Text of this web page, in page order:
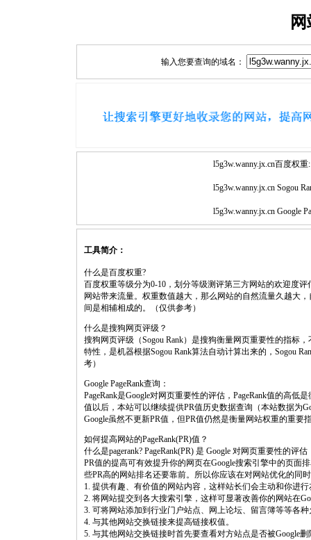
输入您要查询的域名：
l5g3w.wanny.jx.cn百度权重:
l5g3w.wanny.jx.cn Sogou
l5g3w.wanny.jx.cn Google
工具简介：
什么是百度权重?
百度权重等级分为0-10，划分等级测评第三方网站的欢迎度
网站带来流量。权重数值越大，那么网站的自然流量久越大
间是相辅相成的。（仅供参考）
什么是搜狗网页评级？
搜狗网页评级（Sogou Rank）是搜狗衡量网页重要性的指标
特性，是机器根据Sogou Rank算法自动计算出来的，Sogou
考）
Google PageRank查询：
PageRank是Google对网页重要性的评估，PageRank值的高
值以后，本站可以继续提供PR值历史数据查询（本站数据为
Google虽然不更新PR值，但PR值仍然是衡量网站权重的重要
如何提高网站的PageRank(PR)值？
什么是pagerank? PageRank(PR) 是 Google 对网页重要性的评估
PR值的提高可有效提升你的网页在Google搜索引擎中的页面
些PR高的网站排名还要靠前。所以你应该在对网站优化的同
1. 提供有趣、有价值的网站内容，这样站长们会主动和你进
2. 将网站提交到各大搜索引擎，这样可显著改善你的网站在
3. 可将网站添加到行业门户站点、网上论坛、留言簿等等各
4. 与其他网站交换链接来提高链接权值。
5. 与其他网站交换链接时首先要查看对方站点是否被Google